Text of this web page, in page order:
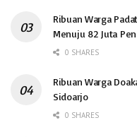
Ribuan Warga
Menuju 82 Juta
0 SHARES
Ribuan Warga
Sidoarjo
0 SHARES